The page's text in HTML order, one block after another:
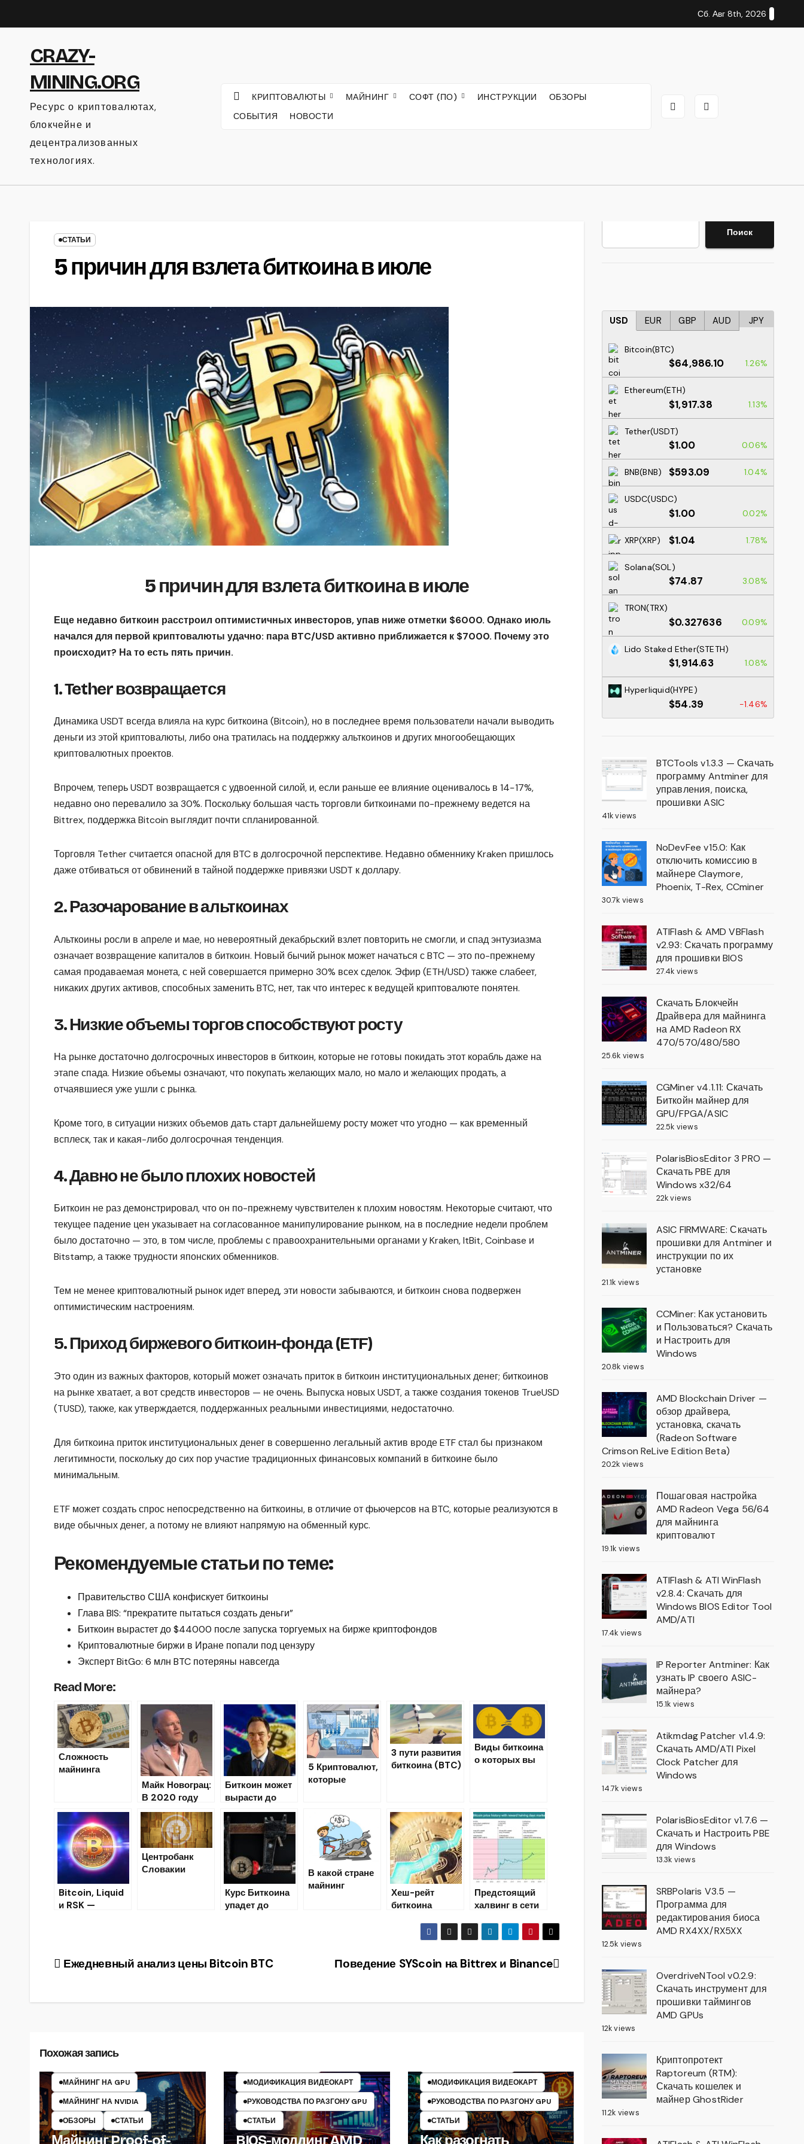
к
Сб. Авг 8th, 2026
CRAZY-
MINING.ORG
Ресурс о криптовалютах,
блокчейне и
децентрализованных
технологиях.
КРИПТОВАЛЮТЫ МАЙНИНГ СОФТ (ПО) ИНСТРУКЦИИ
ОБЗОРЫ
СОБЫТИЯ
НОВОСТИ
СТАТЬИ
5 причин для взлета биткоина в июле
5 причин для взлета биткоина в июле
Еще недавно биткоин расстроил оптимистичных инвесторов, упав ниже отметки $6000. Однако июль
начался для первой криптовалюты удачно: пара BTC/USD активно приближается к $7000. Почему это
происходит? На то есть пять причин.
1. Tether возвращается
Динамика USDT всегда влияла на курс биткоина (Bitcoin), но в последнее время пользователи начали выводить
деньги из этой криптовалюты, либо она тратилась на поддержку альткоинов и других многообещающих
криптовалютных проектов.
Впрочем, теперь USDT возвращается с удвоенной силой, и, если раньше ее влияние оценивалось в 14−17%,
недавно оно перевалило за 30%. Поскольку большая часть торговли биткоинами по-прежнему ведется на
Bittrex, поддержка Bitcoin выглядит почти спланированной.
Торговля Tether считается опасной для BTC в долгосрочной перспективе. Недавно обменнику Kraken пришлось
даже отбиваться от обвинений в тайной поддержке привязки USDT к доллару.
2. Разочарование в альткоинах
Альткоины росли в апреле и мае, но невероятный декабрьский взлет повторить не смогли, и спад энтузиазма
означает возвращение капиталов в биткоин. Новый бычий рынок может начаться с BTC — это по-прежнему
самая продаваемая монета, с ней совершается примерно 30% всех сделок. Эфир (ETH/USD) также слабеет,
никаких других активов, способных заменить BTC, нет, так что интерес к ведущей криптовалюте понятен.
3. Низкие объемы торгов способствуют росту
На рынке достаточно долгосрочных инвесторов в биткоин, которые не готовы покидать этот корабль даже на
этапе спада. Низкие объемы означают, что покупать желающих мало, но мало и желающих продать, а
отчаявшиеся уже ушли с рынка.
Кроме того, в ситуации низких объемов дать старт дальнейшему росту может что угодно — как временный
всплеск, так и какая-либо долгосрочная тенденция.
4. Давно не было плохих новостей
Биткоин не раз демонстрировал, что он по-прежнему чувствителен к плохим новостям. Некоторые считают, что
текущее падение цен указывает на согласованное манипулирование рынком, на в последние недели проблем
было достаточно — это, в том числе, проблемы с правоохранительными органами у Kraken, ItBit, Coinbase и
Bitstamp, а также трудности японских обменников.
Тем не менее криптовалютный рынок идет вперед, эти новости забываются, и биткоин снова подвержен
оптимистическим настроениям.
5. Приход биржевого биткоин-фонда (ETF)
Это один из важных факторов, который может означать приток в биткоин институциональных денег; биткоинов
на рынке хватает, а вот средств инвесторов — не очень. Выпуска новых USDT, а также создания токенов TrueUSD
(TUSD), также, как утверждается, поддержанных реальными инвестициями, недостаточно.
Для биткоина приток институциональных денег в совершенно легальный актив вроде ETF стал бы признаком
легитимности, поскольку до сих пор участие традиционных финансовых компаний в биткоине было
минимальным.
ETF может создать спрос непосредственно на биткоины, в отличие от фьючерсов на BTC, которые реализуются в
виде обычных денег, а потому не влияют напрямую на обменный курс.
Рекомендуемые статьи по теме:
Правительство США конфискует биткоины
Глава BIS: “прекратите пытаться создать деньги”
Биткоин вырастет до $44000 после запуска торгуемых на бирже криптофондов
Криптовалютные биржи в Иране попали под цензуру
Эксперт BitGo: 6 млн BTC потеряны навсегда
Read More:
Сложность
майнинга
октября 2018
Майк Новограц:
В 2020 году
курс биткоина
закончит выше
отметки в
$12000
Биткоин может
вырасти до
$15000 – Макс
Кейзер
5 Криптовалют,
которые
3 пути развития
биткоина (BTC)
Виды биткоина
о которых вы
Bitcoin, Liquid
и RSK —
Центробанк
Словакии
Курс Биткоина
упадет до
В какой стране
майнинг
Хеш-рейт
биткоина
значение в 80
квинтиллионов
секунду
Предстоящий
халвинг в сети
вызовет рост
курса BTC до
Навигация
Поведение SYScoin на Bittrex и Binance
Ежедневный анализ цены Bitcoin BTC
Похожая запись
МАЙНИНГ НА GPU
МАЙНИНГ НА NVIDIA
ОБЗОРЫ
СТАТЬИ
Майнинг Proof-of-
МОДИФИКАЦИЯ ВИДЕОКАРТ
РУКОВОДСТВА ПО РАЗГОНУ GPU
СТАТЬИ
BIOS-моддинг AMD
МОДИФИКАЦИЯ ВИДЕОКАРТ
РУКОВОДСТВА ПО РАЗГОНУ GPU
СТАТЬИ
Как разогнать
Поиск
USD EUR GBP AUD JPY
Bitcoin(BTC)
$64,986.10 1.26%
Ethereum(ETH)
$1,917.38 1.13%
Tether(USDT)
$1.00 0.06%
BNB(BNB) $593.09 1.04%
USDC(USDC)
$1.00 0.02%
XRP(XRP) $1.04 1.78%
Solana(SOL)
$74.87 3.08%
TRON(TRX)
$0.327636 0.09%
Lido Staked Ether(STETH)
$1,914.63 1.08%
Hyperliquid(HYPE)
$54.39 -1.46%
BTCTools v1.3.3 — Скачать
программу Antminer для
управления, поиска,
прошивки ASIC
41k views
NoDevFee v15.0: Как
отключить комиссию в
майнере Claymore,
Phoenix, T-Rex, CCminer
30.7k views
ATIFlash & AMD VBFlash
v2.93: Скачать программу
для прошивки BIOS
27.4k views
Скачать Блокчейн
Драйвера для майнинга
на AMD Radeon RX
470/570/480/580
25.6k views
CGMiner v4.1.11: Скачать
Биткойн майнер для
GPU/FPGA/ASIC
22.5k views
PolarisBiosEditor 3 PRO —
Скачать PBE для
Windows x32/64
22k views
ASIC FIRMWARE: Скачать
прошивки для Antminer и
инструкции по их
установке
21.1k views
CCMiner: Как установить
и Пользоваться? Скачать
и Настроить для
Windows
20.8k views
AMD Blockchain Driver —
обзор драйвера,
установка, скачать
(Radeon Software
Crimson ReLive Edition Beta)
20.2k views
Пошаговая настройка
AMD Radeon Vega 56/64
для майнинга
криптовалют
19.1k views
ATIFlash & ATI WinFlash
v2.8.4: Скачать для
Windows BIOS Editor Tool
AMD/ATI
17.4k views
IP Reporter Antminer: Как
узнать IP своего ASIC-
майнера?
15.1k views
Atikmdag Patcher v1.4.9:
Скачать AMD/ATI Pixel
Clock Patcher для
Windows
14.7k views
PolarisBiosEditor v1.7.6 —
Скачать и Настроить PBE
для Windows
13.3k views
SRBPolaris V3.5 —
Программа для
редактирования биоса
AMD RX4XX/RX5XX
12.5k views
OverdriveNTool v0.2.9:
Скачать инструмент для
прошивки таймингов
AMD GPUs
12k views
Криптопротект
Raptoreum (RTM):
Скачать кошелек и
майнер GhostRider
11.2k views